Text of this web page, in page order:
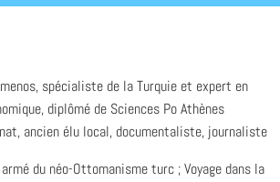
spécialiste de la Turquie et expert en
diplômé de Sciences Po Athènes
ancien élu local, documentaliste, journaliste
du néo-Ottomanisme turc ; Voyage dans la